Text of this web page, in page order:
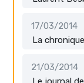
17/03/2014
La
21/03/2014